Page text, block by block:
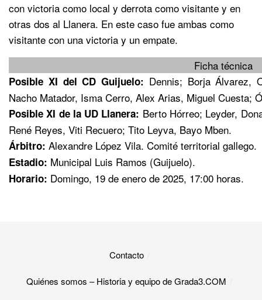
con victoria como local y derrota como visitante y en
otras dos al Llanera. En este caso fue ambas como
visitante con una victoria y un empate.
Ficha técnica
Posible XI del CD Guijuelo: Dennis; Borja Álvarez,
Nacho Matador, Isma Cerro, Alex Arias, Miguel Cuesta;
Posible XI de la UD Llanera: Berto Hórreo; Leyder,
René Reyes, Viti Recuero; Tito Leyva, Bayo Mben.
Árbitro: Alexandre López Vila. Comité territorial gallego.
Estadio: Municipal Luis Ramos (Guijuelo).
Horario: Domingo, 19 de enero de 2025, 17:00 horas.
Contacto
Quiénes somos – Historia y equipo de Grada3.COM